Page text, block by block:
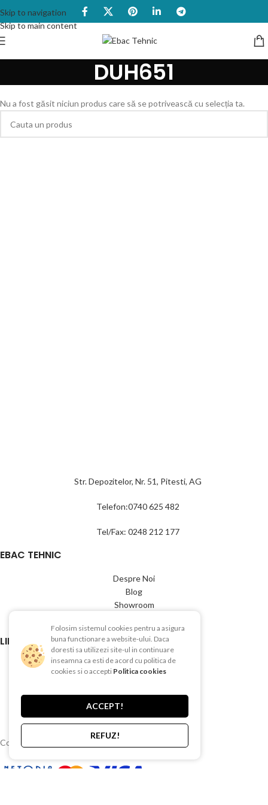
Skip to navigation
Skip to main content
DUH651
Nu a fost găsit niciun produs care să se potrivească cu selecția ta.
Str. Depozitelor, Nr. 51, Pitesti, AG
Telefon:0740 625 482
Tel/Fax: 0248 212 177
EBAC TEHNIC
Despre Noi
Blog
Showroom
LINK-URI UTILE
Termeni si conditii
Politica de Confientialitate
Politica de retur
Livrare si plata
Copyright © 2015-2025 EBAC TEHNIC
Folosim sistemul cookies pentru a asigura
buna functionare a website-ului. Daca
doresti sa utilizezi site-ul in continuare
inseamna ca esti de acord cu politica de
cookies si o accepti Politica cookies
ACCEPT!
REFUZ!